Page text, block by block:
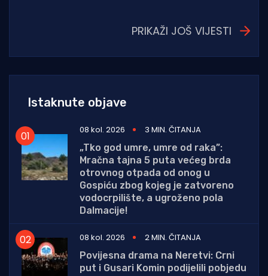
PRIKAŽI JOŠ VIJESTI
Istaknute objave
08 kol. 2026
3 MIN. ČITANJA
„Tko god umre, umre od raka”:
Mračna tajna 5 puta većeg brda
otrovnog otpada od onog u
Gospiću zbog kojeg je zatvoreno
vodocrpilište, a ugroženo pola
Dalmacije!
08 kol. 2026
2 MIN. ČITANJA
Povijesna drama na Neretvi: Crni
put i Gusari Komin podijelili pobjedu